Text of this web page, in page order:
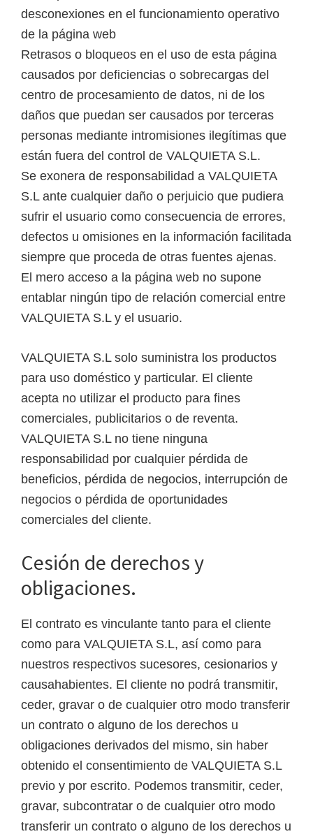
desconexiones en el funcionamiento operativo
de la página web
Retrasos o bloqueos en el uso de esta página
causados por deficiencias o sobrecargas del
centro de procesamiento de datos, ni de los
daños que puedan ser causados por terceras
personas mediante intromisiones ilegítimas que
están fuera del control de VALQUIETA S.L.
Se exonera de responsabilidad a VALQUIETA
S.L ante cualquier daño o perjuicio que pudiera
sufrir el usuario como consecuencia de errores,
defectos u omisiones en la información facilitada
siempre que proceda de otras fuentes ajenas.
El mero acceso a la página web no supone
entablar ningún tipo de relación comercial entre
VALQUIETA S.L y el usuario.
VALQUIETA S.L solo suministra los productos
para uso doméstico y particular. El cliente
acepta no utilizar el producto para fines
comerciales, publicitarios o de reventa.
VALQUIETA S.L no tiene ninguna
responsabilidad por cualquier pérdida de
beneficios, pérdida de negocios, interrupción de
negocios o pérdida de oportunidades
comerciales del cliente.
Cesión de derechos y
obligaciones.
El contrato es vinculante tanto para el cliente
como para VALQUIETA S.L, así como para
nuestros respectivos sucesores, cesionarios y
causahabientes. El cliente no podrá transmitir,
ceder, gravar o de cualquier otro modo transferir
un contrato o alguno de los derechos u
obligaciones derivados del mismo, sin haber
obtenido el consentimiento de VALQUIETA S.L
previo y por escrito. Podemos transmitir, ceder,
gravar, subcontratar o de cualquier otro modo
transferir un contrato o alguno de los derechos u